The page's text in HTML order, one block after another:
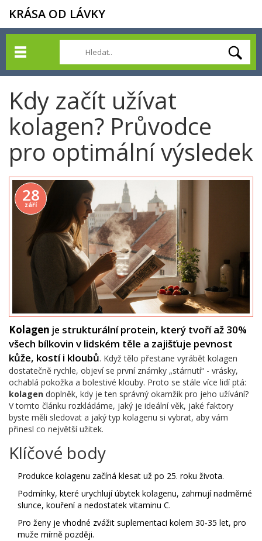
KRÁSA OD LÁVKY
Kdy začít užívat
kolagen? Průvodce
pro optimální výsledek
28
září
Kolagen je strukturální protein, který tvoří až 30%
všech bílkovin v lidském těle a zajišťuje pevnost
kůže, kostí i kloubů. Když tělo přestane vyrábět kolagen
dostatečně rychle, objeví se první známky „stárnutí“ - vrásky,
ochablá pokožka a bolestivé klouby. Proto se stále více lidí ptá:
kolagen doplněk, kdy je ten správný okamžik pro jeho užívání?
V tomto článku rozkládáme, jaký je ideální věk, jaké faktory
byste měli sledovat a jaký typ kolagenu si vybrat, aby vám
přinesl co největší užitek.
Klíčové body
Produkce kolagenu začíná klesat už po 25. roku života.
Podmínky, které urychlují úbytek kolagenu, zahrnují nadměrné
slunce, kouření a nedostatek vitaminu C.
Pro ženy je vhodné zvážit suplementaci kolem 30‑35 let, pro
muže mírně později.